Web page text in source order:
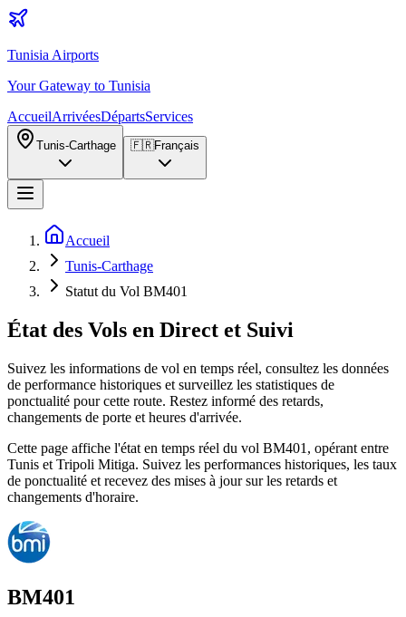
Tunisia Airports
Your Gateway to Tunisia
AccueilArrivéesDépartsServices
Tunis-Carthage 🇫🇷Français
Accueil
Tunis-Carthage
Statut du Vol BM401
État des Vols en Direct et Suivi
Suivez les informations de vol en temps réel, consultez les données
de performance historiques et surveillez les statistiques de
ponctualité pour cette route. Restez informé des retards,
changements de porte et heures d'arrivée.
Cette page affiche l'état en temps réel du vol BM401, opérant entre
Tunis et Tripoli Mitiga. Suivez les performances historiques, les taux
de ponctualité et recevez des mises à jour sur les retards et
changements d'horaire.
BM401